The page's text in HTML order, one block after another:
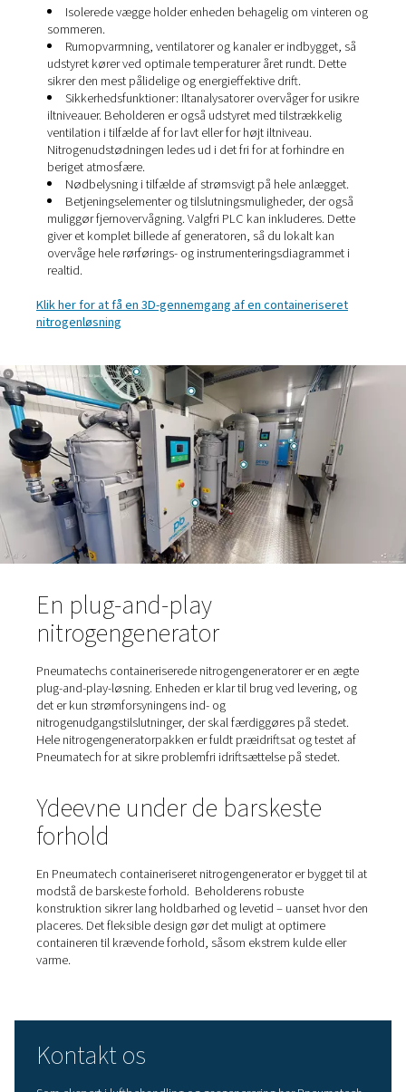
indbygget i beholderen. Dette kan omfatte
nitrogengeneratorer, boostere, tørrere, filtre, receivere,
flaskeholdere, … Alle komponenter er udvalgt til at
specifikke behov. For eksempel leveres containeren
med standbykompressorer til redundans, opvarmede
blæsetørrere og membrankvælstofgeneratorer med
er fuldt rørført sammen med AIRnet rørføring.
Yderligere funktioner er inkluderet som standard for
ydeevne i en udendørs container:
Isolerede vægge holder enheden behagelig om
sommeren.
Rumopvarmning, ventilatorer og kanaler er
udstyret kører ved optimale temperaturer året rundt.
sikrer den mest pålidelige og energieffektive drift.
iltniveauer. Beholderen er også udstyret med
ventilation i tilfælde af for lavt eller for højt iltniveau.
Nitrogenudstødningen ledes ud i det fri for at
beriget atmosfære.
Nødbelysning i tilfælde af strømsvigt på hele
Betjeningselementer og tilslutningsmuligheder,
muliggør fjernovervågning. Valgfri PLC kan
giver et komplet billede af generatoren, så du lokalt
overvåge hele rørførings- og
Klik her for at få en 3D-gennemgang af en
nitrogenløsning
nitrogengenerator